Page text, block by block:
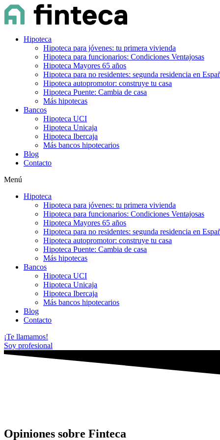
Hipoteca
Hipoteca para jóvenes: tu primera vivienda
Hipoteca para funcionarios: Condiciones Ventajosas
Hipoteca Mayores 65 años
Hipoteca para no residentes: segunda residencia en
Hipoteca autopromotor: construye tu casa
Hipoteca Puente: Cambia de casa
Más hipotecas
Bancos
Hipoteca UCI
Hipoteca Unicaja
Hipoteca Ibercaja
Más bancos hipotecarios
Blog
Contacto
Menú
Hipoteca
Hipoteca para jóvenes: tu primera vivienda
Hipoteca para funcionarios: Condiciones Ventajosas
Hipoteca Mayores 65 años
Hipoteca para no residentes: segunda residencia en
Hipoteca autopromotor: construye tu casa
Hipoteca Puente: Cambia de casa
Más hipotecas
Bancos
Hipoteca UCI
Hipoteca Unicaja
Hipoteca Ibercaja
Más bancos hipotecarios
Blog
Contacto
¡Te llamamos!
Soy profesional
Opiniones sobre Finteca